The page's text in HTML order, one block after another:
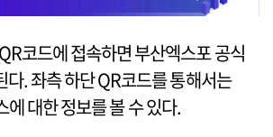
코드에 접속하면 부산엑스포 공식
다. 좌측 하단 QR코드를 통해서는
에 대한 정보를 볼 수 있다.